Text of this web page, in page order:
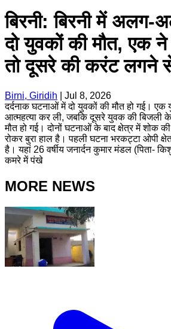
बिरनी: बिरनी में अलग-
दो युवकों की मौत, एक ने
तो दूसरे की करंट लगने
Birni, Giridih
Jul 8, 2026
दर्दनाक घटनाओं में दो युवकों की मौत हो गई।
आत्महत्या कर ली, जबकि दूसरे युवक की
मौत हो गई। दोनों घटनाओं के बाद क्षेत्र में शोक
रोकर बुरा हाल है। पहली घटना भरकट्टा ओपी
है। यहां 26 वर्षीय जनार्दन कुमार मंडल (पिता-
कमरे में पंखे
MORE NEWS